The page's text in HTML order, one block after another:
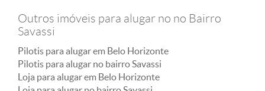
Outros imóveis para alugar no no Bairro
Savassi
Pilotis para alugar em Belo Horizonte
Pilotis para alugar no bairro Savassi
Loja para alugar em Belo Horizonte